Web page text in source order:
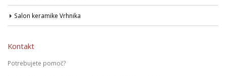
Salon keramike Vrhnika
Kontakt
Potrebujete pomoč?